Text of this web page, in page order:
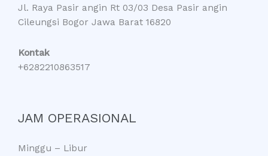
Jl. Raya Pasir angin Rt 03/03 Desa Pasir angin
Cileungsi Bogor Jawa Barat 16820
Kontak
+6282210863517
JAM OPERASIONAL
Minggu – Libur